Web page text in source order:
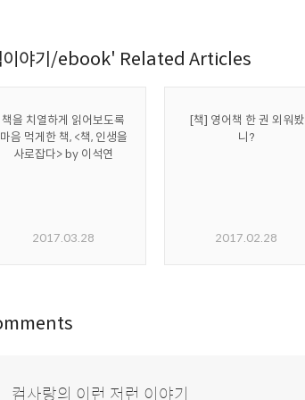
야기/ebook' Related Articles
책을 치열하게 읽어보도록
마음 먹게한 책, <책, 인생을
사로잡다> by 이석연
2017.03.28
[책] 영어책 한 권 외워봤
니?
2017.02.28
컴사랑의 이런 저런 이야기